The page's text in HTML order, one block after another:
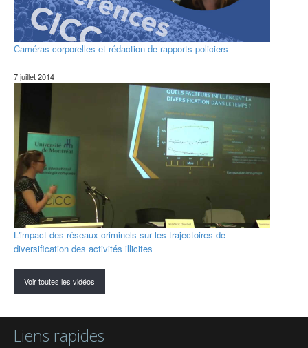
Caméras corporelles et rédaction de rapports policiers ​
7 juillet 2014
L'impact des réseaux criminels sur les trajectoires de
diversification des activités illicites
Voir toutes les vidéos
Liens rapides